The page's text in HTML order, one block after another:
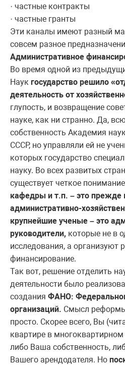
· частные контракты
· частные гранты
Эти каналы имеют разный
совсем разное
Административное
Во время одной из
Наук государство решило
деятельность от
глупость, и возвращение
науке, как ни странно. Да,
собственность Академия
СССР, но управляли ей не
которых государство
науку. Во всех развитых
существует четкое
кафедры и т.п. – это прежде
административно-
крупнейшие ученые – это
руководители, которые не в
исследования, а организуют
финансирование.
Так вот, решение отделить
деятельности было
создания ФАНО:
организаций. Смысл
просто. Скорее всего, Вы
квартире в
либо Ваша собственность,
Вашего арендодателя. Но